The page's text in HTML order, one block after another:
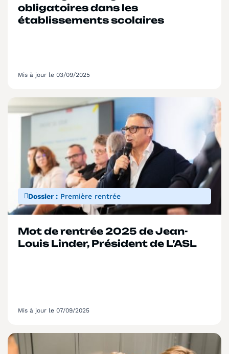
obligatoires dans les
établissements scolaires
Mis à jour le 03/09/2025
Dossier : Première rentrée
Mot de rentrée 2025 de Jean-
Louis Linder, Président de L’ASL
Mis à jour le 07/09/2025